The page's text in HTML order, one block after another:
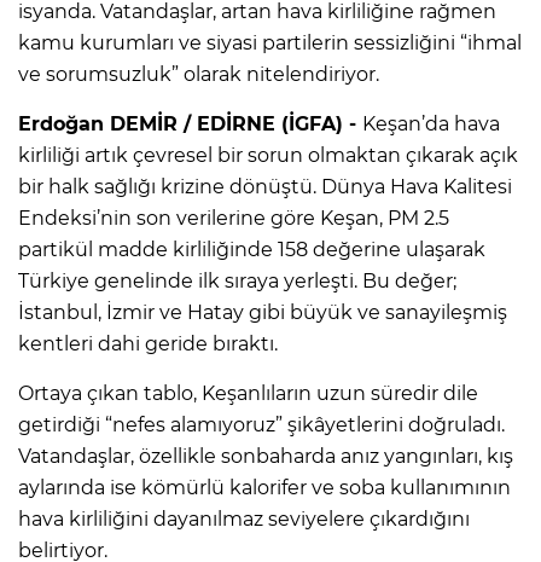
isyanda. Vatandaşlar, artan hava kirliliğine rağmen
kamu kurumları ve siyasi partilerin sessizliğini “ihmal
ve sorumsuzluk” olarak nitelendiriyor.
Erdoğan DEMİR / EDİRNE (İGFA) - Keşan’da hava
kirliliği artık çevresel bir sorun olmaktan çıkarak açık
bir halk sağlığı krizine dönüştü. Dünya Hava Kalitesi
Endeksi’nin son verilerine göre Keşan, PM 2.5
partikül madde kirliliğinde 158 değerine ulaşarak
Türkiye genelinde ilk sıraya yerleşti. Bu değer;
İstanbul, İzmir ve Hatay gibi büyük ve sanayileşmiş
kentleri dahi geride bıraktı.
Ortaya çıkan tablo, Keşanlıların uzun süredir dile
getirdiği “nefes alamıyoruz” şikâyetlerini doğruladı.
Vatandaşlar, özellikle sonbaharda anız yangınları, kış
aylarında ise kömürlü kalorifer ve soba kullanımının
hava kirliliğini dayanılmaz seviyelere çıkardığını
belirtiyor.